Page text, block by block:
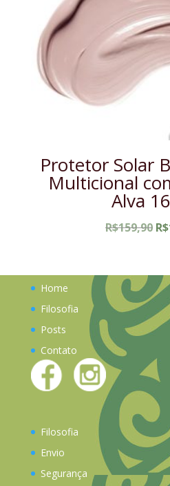
Protetor Solar
Multicional
Alva
R$159,90 O
R$
Home
Filosofia
Posts
Contato
Filosofia
Envio
Segurança